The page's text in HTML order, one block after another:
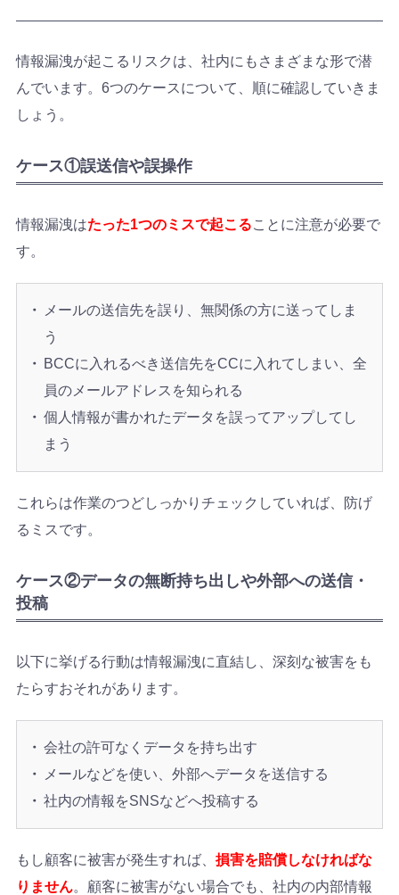
情報漏洩が起こるリスクは、社内にもさまざまな形で潜
んでいます。6つのケースについて、順に確認していきま
しょう。
ケース①誤送信や誤操作
情報漏洩はたった1つのミスで起こることに注意が必要で
す。
メールの送信先を誤り、無関係の方に送ってしま
う
BCCに入れるべき送信先をCCに入れてしまい、全
員のメールアドレスを知られる
個人情報が書かれたデータを誤ってアップしてし
まう
これらは作業のつどしっかりチェックしていれば、防げ
るミスです。
ケース②データの無断持ち出しや外部への送信・
投稿
以下に挙げる行動は情報漏洩に直結し、深刻な被害をも
たらすおそれがあります。
会社の許可なくデータを持ち出す
メールなどを使い、外部へデータを送信する
社内の情報をSNSなどへ投稿する
もし顧客に被害が発生すれば、 損害を賠償しなければな
りません。顧客に被害がない場合でも、社内の内部情報